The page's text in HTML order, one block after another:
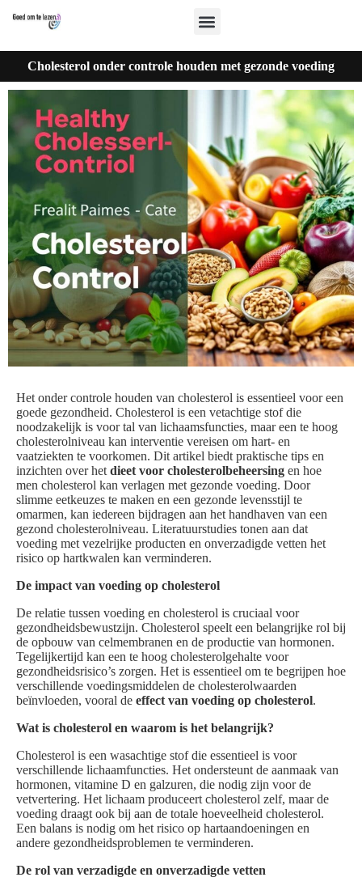
Cholesterol onder controle houden met gezonde voeding
Het onder controle houden van cholesterol is essentieel voor een
goede gezondheid. Cholesterol is een vetachtige stof die
noodzakelijk is voor tal van lichaamsfuncties, maar een te hoog
cholesterolniveau kan interventie vereisen om hart- en
vaatziekten te voorkomen. Dit artikel biedt praktische tips en
inzichten over het dieet voor cholesterolbeheersing en hoe
men cholesterol kan verlagen met gezonde voeding. Door
slimme eetkeuzes te maken en een gezonde levensstijl te
omarmen, kan iedereen bijdragen aan het handhaven van een
gezond cholesterolniveau. Literatuurstudies tonen aan dat
voeding met vezelrijke producten en onverzadigde vetten het
risico op hartkwalen kan verminderen.
De impact van voeding op cholesterol
De relatie tussen voeding en cholesterol is cruciaal voor
gezondheidsbewustzijn. Cholesterol speelt een belangrijke rol bij
de opbouw van celmembranen en de productie van hormonen.
Tegelijkertijd kan een te hoog cholesterolgehalte voor
gezondheidsrisico’s zorgen. Het is essentieel om te begrijpen hoe
verschillende voedingsmiddelen de cholesterolwaarden
beïnvloeden, vooral de effect van voeding op cholesterol.
Wat is cholesterol en waarom is het belangrijk?
Cholesterol is een wasachtige stof die essentieel is voor
verschillende lichaamfuncties. Het ondersteunt de aanmaak van
hormonen, vitamine D en galzuren, die nodig zijn voor de
vetvertering. Het lichaam produceert cholesterol zelf, maar de
voeding draagt ook bij aan de totale hoeveelheid cholesterol.
Een balans is nodig om het risico op hartaandoeningen en
andere gezondheidsproblemen te verminderen.
De rol van verzadigde en onverzadigde vetten